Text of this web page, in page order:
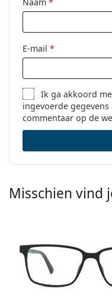
E-mail *
Ik ga akkoord
ingevoerde
commentaar op de
Misschien vind